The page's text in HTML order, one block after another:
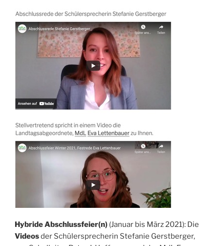
Hybride Abschlussfeier(n) (Januar bis März 2021): Die
Videosder Schülersprecherin Stefanie Gerstberger,